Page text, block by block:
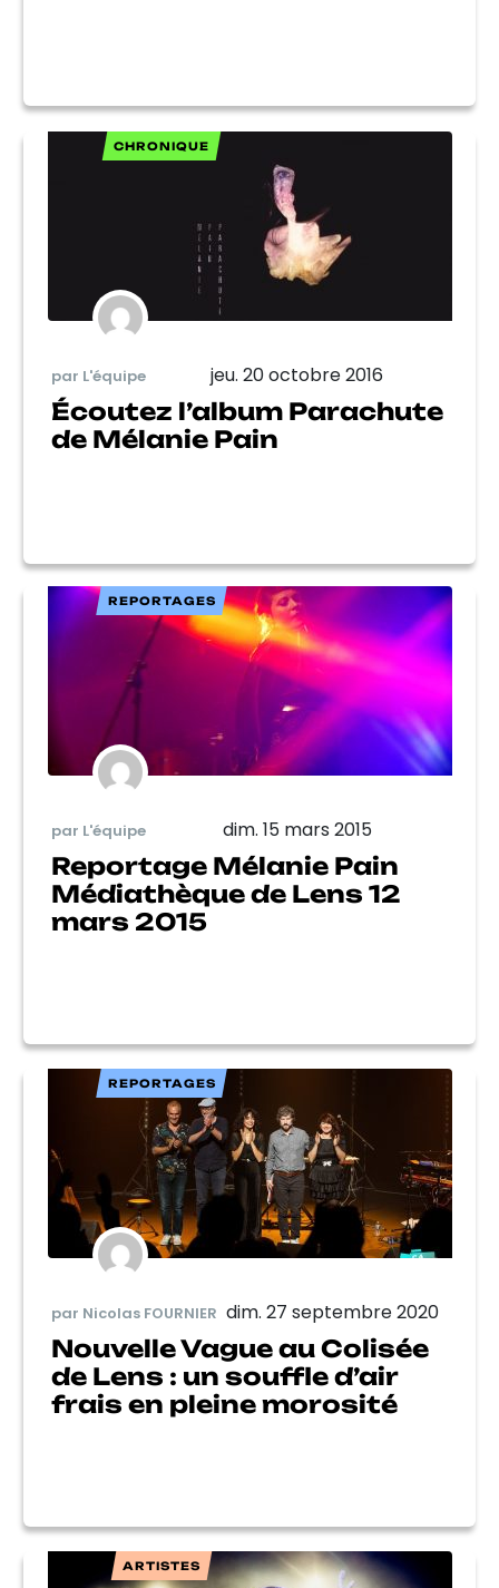
CHRONIQUE
par L'équipe jeu. 20 octobre 2016
Écoutez l’album Parachute
de Mélanie Pain
REPORTAGES
par L'équipe dim. 15 mars 2015
Reportage Mélanie Pain
Médiathèque de Lens 12
mars 2015
REPORTAGES
par Nicolas FOURNIER dim. 27 septembre 2020
Nouvelle Vague au Colisée
de Lens : un souffle d’air
frais en pleine morosité
ARTISTES